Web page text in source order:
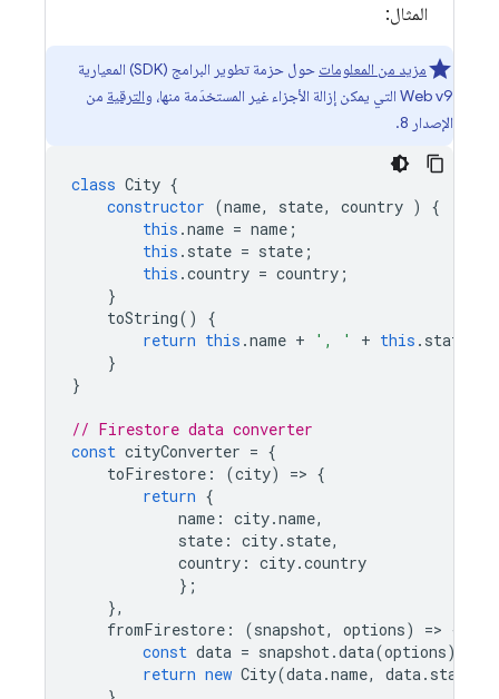
المثال:
مزيد من المعلومات
حول حزمة تطوير البرامج (SDK) المعيارية
Web v9 التي يمكن إزالة الأجزاء غير المستخدَمة منها، و
الترقية من
الإصدار 8.
class City {
constructor (name, state, country )
{
this .name = name ;
this . state = state ;
this .country = country ;
}
toString()
{
return this .name + ', ' + this . state
}
}
// Firestore data converter
const cityConverter = {
toFirestore : (city) => {
return {
name : city.name,
state : city. state,
country : city.country
};
},
fromFirestore : (snapshot, options) => {
const data = snapshot.data(options);
return new City(data.name, data. state